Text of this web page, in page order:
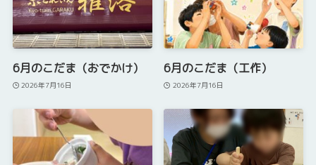
6月のこだま（おでかけ）
2026年7月16日
6月のこだま（工作）
2026年7月16日